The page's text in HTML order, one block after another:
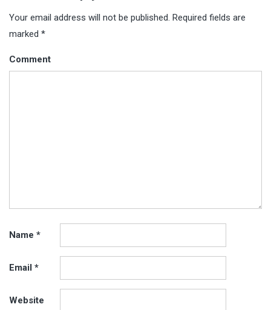
Your email address will not be published. Required fields are
marked *
Comment
Name *
Email *
Website